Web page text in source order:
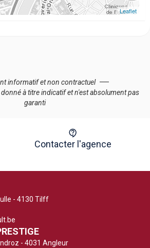
Leaflet
informatif et non contractuel
à titre indicatif et n'est absolument pas
garanti
Contacter l'agence
- 4130 Tilff
- 4031 Angleur